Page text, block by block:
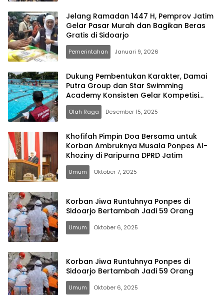
Jelang Ramadan 1447 H, Pemprov Jatim
Gelar Pasar Murah dan Bagikan Beras
Gratis di Sidoarjo
Pemerintahan Januari 9, 2026
Dukung Pembentukan Karakter, Damai
Putra Group dan Star Swimming
Academy Konsisten Gelar Kompetisi
Renang Usia Dini
Olah Raga Desember 15, 2025
Khofifah Pimpin Doa Bersama untuk
Korban Ambruknya Musala Ponpes Al-
Khoziny di Paripurna DPRD Jatim
Umum Oktober 7, 2025
Korban Jiwa Runtuhnya Ponpes di
Sidoarjo Bertambah Jadi 59 Orang
Umum Oktober 6, 2025
Korban Jiwa Runtuhnya Ponpes di
Sidoarjo Bertambah Jadi 59 Orang
Umum Oktober 6, 2025